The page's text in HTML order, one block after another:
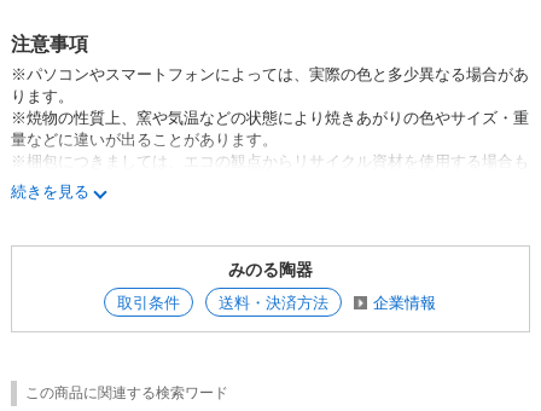
食器 小鉢 パックボウル テーブルウエア 生活雑貨 tableware minoyaki Jap
anese bowl china MINORUTOUKI pottery porcelain kitchenware japanese
ceramic ware breakfast うちごはん うちカフェ
注意事項
※パソコンやスマートフォンによっては、実際の色と多少異なる場合があ
ります。
※焼物の性質上、窯や気温などの状態により焼きあがりの色やサイズ・重
量などに違いが出ることがあります。
※梱包につきましては、エコの観点からリサイクル資材を使用する場合も
あります。
※釉薬のムラや溜まりによる凸凹や鉄粉などがみられる場合があります
にはならない“やきもの”の魅力のひとつになります。お届けする商品はメ
ーカー・弊社の検品に通過しており、不良品やB品、アウトレット品では
ございませんのでご安心ください。
続きを見る
みのる陶器
取引条件 送料・決済方法 企業情報
この商品に関連する検索ワード